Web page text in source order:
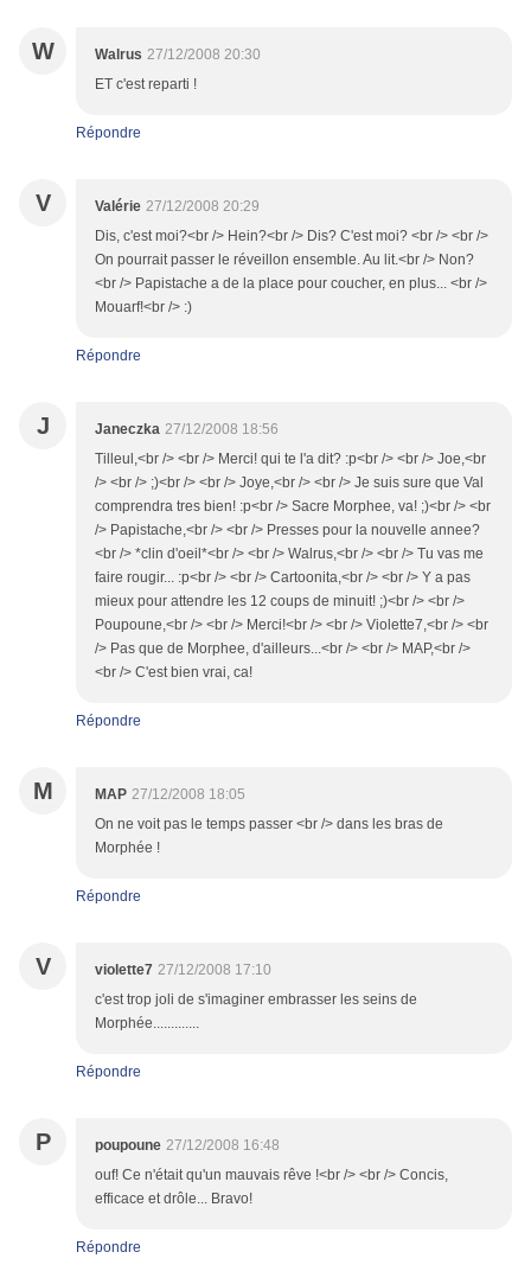
W Walrus 27/12/2008 20:30
ET c'est reparti !
Répondre
V Valérie 27/12/2008 20:29
Dis, c'est moi?<br /> Hein?<br /> Dis? C'est moi? <br /> <br />
On pourrait passer le réveillon ensemble. Au lit.<br /> Non?
<br /> Papistache a de la place pour coucher, en plus... <br />
Mouarf!<br /> :)
Répondre
J Janeczka 27/12/2008 18:56
Tilleul,<br /> <br /> Merci! qui te l'a dit? :p<br /> <br /> Joe,<br
/> <br /> ;)<br /> <br /> Joye,<br /> <br /> Je suis sure que Val
comprendra tres bien! :p<br /> Sacre Morphee, va! ;)<br /> <br
/> Papistache,<br /> <br /> Presses pour la nouvelle annee?
<br /> *clin d'oeil*<br /> <br /> Walrus,<br /> <br /> Tu vas me
faire rougir... :p<br /> <br /> Cartoonita,<br /> <br /> Y a pas
mieux pour attendre les 12 coups de minuit! ;)<br /> <br />
Poupoune,<br /> <br /> Merci!<br /> <br /> Violette7,<br /> <br
/> Pas que de Morphee, d'ailleurs...<br /> <br /> MAP,<br />
<br /> C'est bien vrai, ca!
Répondre
M MAP 27/12/2008 18:05
On ne voit pas le temps passer <br /> dans les bras de
Morphée !
Répondre
V violette7 27/12/2008 17:10
c'est trop joli de s'imaginer embrasser les seins de
Morphée.............
Répondre
P poupoune 27/12/2008 16:48
ouf! Ce n'était qu'un mauvais rêve !<br /> <br /> Concis,
efficace et drôle... Bravo!
Répondre